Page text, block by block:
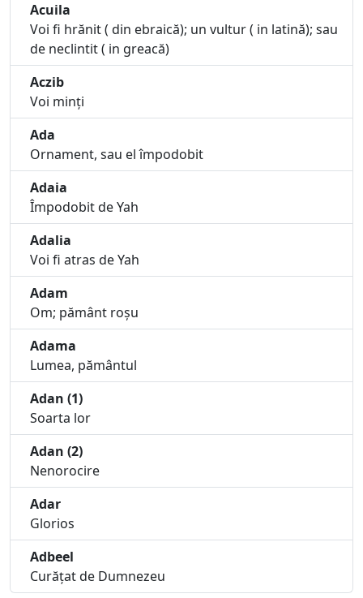
Acuila
Voi fi hrănit ( din ebraică); un vultur ( in latină); sau
de neclintit ( in greacă)
Aczib
Voi minți
Ada
Ornament, sau el împodobit
Adaia
Împodobit de Yah
Adalia
Voi fi atras de Yah
Adam
Om; pământ roșu
Adama
Lumea, pământul
Adan (1)
Soarta lor
Adan (2)
Nenorocire
Adar
Glorios
Adbeel
Curățat de Dumnezeu